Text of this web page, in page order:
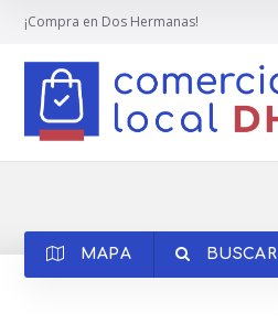
¡Compra en Dos Hermanas!
MAPA BUSCAR